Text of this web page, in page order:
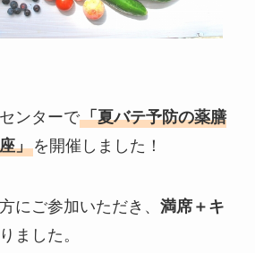
ンターで「夏バテ予防の薬膳
」を開催しました！
にご参加いただき、 満席＋キ
ました。